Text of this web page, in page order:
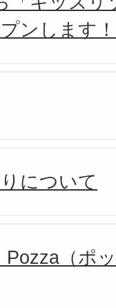
ンします！
について
Pozza（ポ